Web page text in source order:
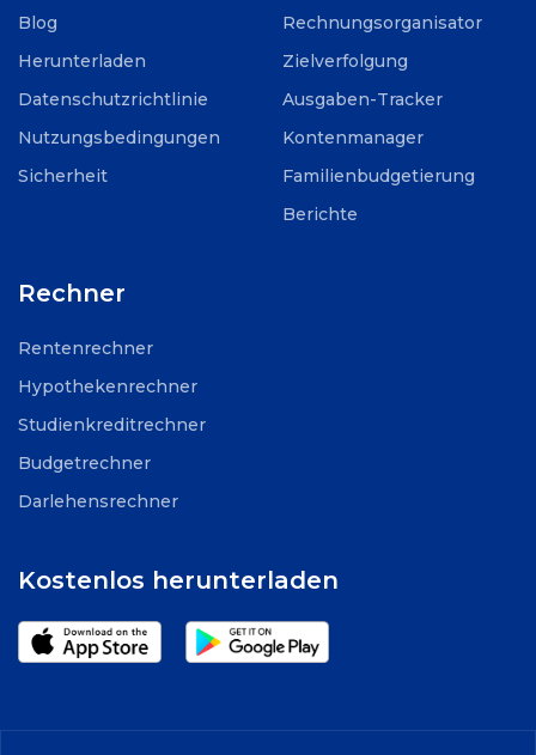
Blog
Herunterladen
Datenschutzrichtlinie
Nutzungsbedingungen
Sicherheit
Rechnungsorganisator
Zielverfolgung
Ausgaben-Tracker
Kontenmanager
Familienbudgetierung
Berichte
Rechner
Rentenrechner
Hypothekenrechner
Studienkreditrechner
Budgetrechner
Darlehensrechner
Kostenlos herunterladen